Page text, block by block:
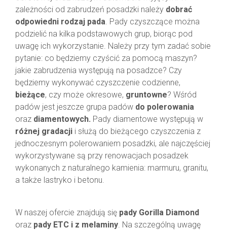
Ręczny sprzęt do sprzątania
Do odkurzaczy
Pady czyszczące
Bieżące czyszczenie
Gruntowne czyszczenie
Polerowanie
Z melaminy
Diamentowe
Ręczne
zależności od zabrudzeń posadzki należy dobrać
odpowiedni rodzaj pada. Pady czyszczące można
podzielić na kilka podstawowych grup, biorąc pod
uwagę ich wykorzystanie. Należy przy tym zadać sobie
pytanie: co będziemy czyścić za pomocą maszyn?
jakie zabrudzenia występują na posadzce? Czy
będziemy wykonywać czyszczenie codzienne,
bieżące, czy może okresowe, gruntowne? Wśród
padów jest jeszcze grupa padów do polerowania
oraz diamentowych. Pady diamentowe występują w
różnej gradacji i służą do bieżącego czyszczenia z
jednoczesnym polerowaniem posadzki, ale najczęściej
wykorzystywane są przy renowacjach posadzek
wykonanych z naturalnego kamienia: marmuru, granitu,
a także lastryko i betonu.
W naszej ofercie znajdują się pady Gorilla Diamond
oraz pady ETC i z melaminy. Na szczególną uwagę